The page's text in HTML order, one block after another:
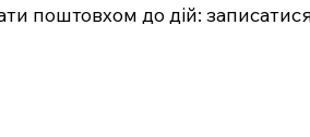
поштовхом до дій: